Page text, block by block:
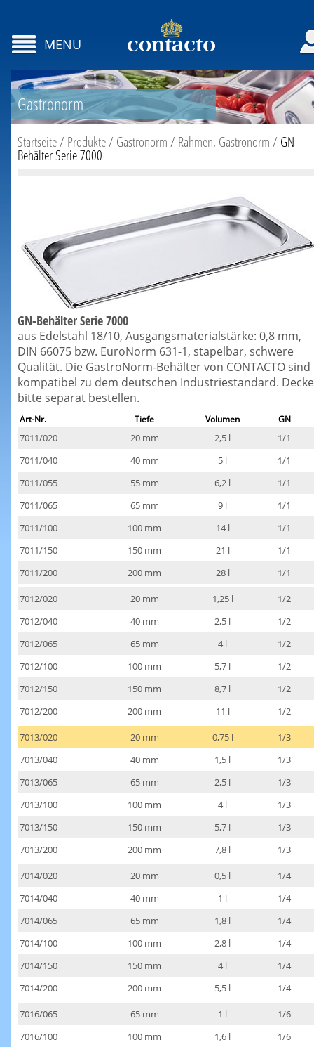
MENU
Gastronorm
Startseite/ Produkte/ Gastronorm/ Rahmen, Gastronorm/ GN-
Behälter Serie 7000
GN-Behälter Serie 7000
aus Edelstahl 18/10, Ausgangsmaterialstärke: 0,8 mm,
DIN 66075 bzw. EuroNorm 631-1, stapelbar, schwere
Qualität. Die GastroNorm-Behälter von CONTACTO sind
kompatibel zu dem deutschen Industriestandard.
bitte separat bestellen.
Art-Nr. Tiefe Volumen GN
7011/020 20 mm 2,5 l
1/1
7011/040
40 mm 5 l
1/1
7011/055
55 mm 6,2 l
1/1
7011/065
65 mm 9 l
1/1
7011/100
100 mm 14 l
1/1
7011/150
150 mm 21 l
1/1
7011/200
200 mm 28 l 1/1
7012/020 20 mm 1,25 l
1/2
7012/040
40 mm 2,5 l
1/2
7012/065
65 mm 4 l
1/2
7012/100
100 mm 5,7 l
1/2
7012/150
150 mm 8,7 l
1/2
7012/200
200 mm 11 l 1/2
7013/020 20 mm 0,75 l
1/3
7013/040
40 mm 1,5 l
1/3
7013/065
65 mm 2,5 l
1/3
7013/100
100 mm 4 l
1/3
7013/150
150 mm 5,7 l
1/3
7013/200
200 mm 7,8 l 1/3
7014/020 20 mm 0,5 l
1/4
7014/040
40 mm 1 l
1/4
7014/065
65 mm 1,8 l
1/4
7014/100
100 mm 2,8 l
1/4
7014/150
150 mm 4 l
1/4
7014/200
200 mm 5,5 l 1/4
7016/065 65 mm 1 l
1/6
7016/100
100 mm 1,6 l
1/6